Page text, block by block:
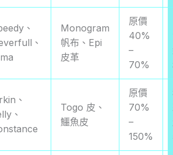
、
、
Monogram
帆布、Epi
皮革
原價
40%
–
70%
、
、
Togo 皮、
鱷魚皮
原價
70%
–
150%